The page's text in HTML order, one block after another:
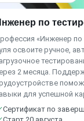
по
«Инженер по
освоите ручное,
2 месяца.
для успешной
Сертификат по